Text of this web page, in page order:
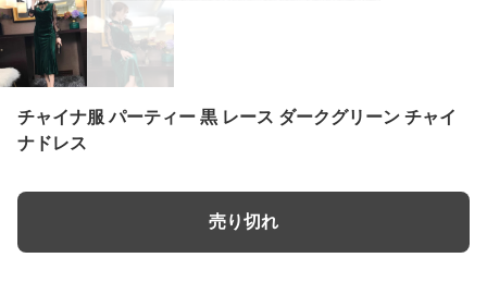
チャイナ服 パーティー 黒 レース ダークグリーン チャイ
ナドレス
売り切れ